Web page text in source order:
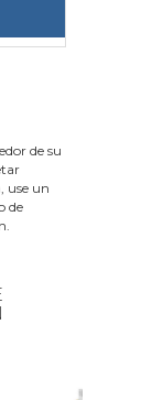
de su
use un
de